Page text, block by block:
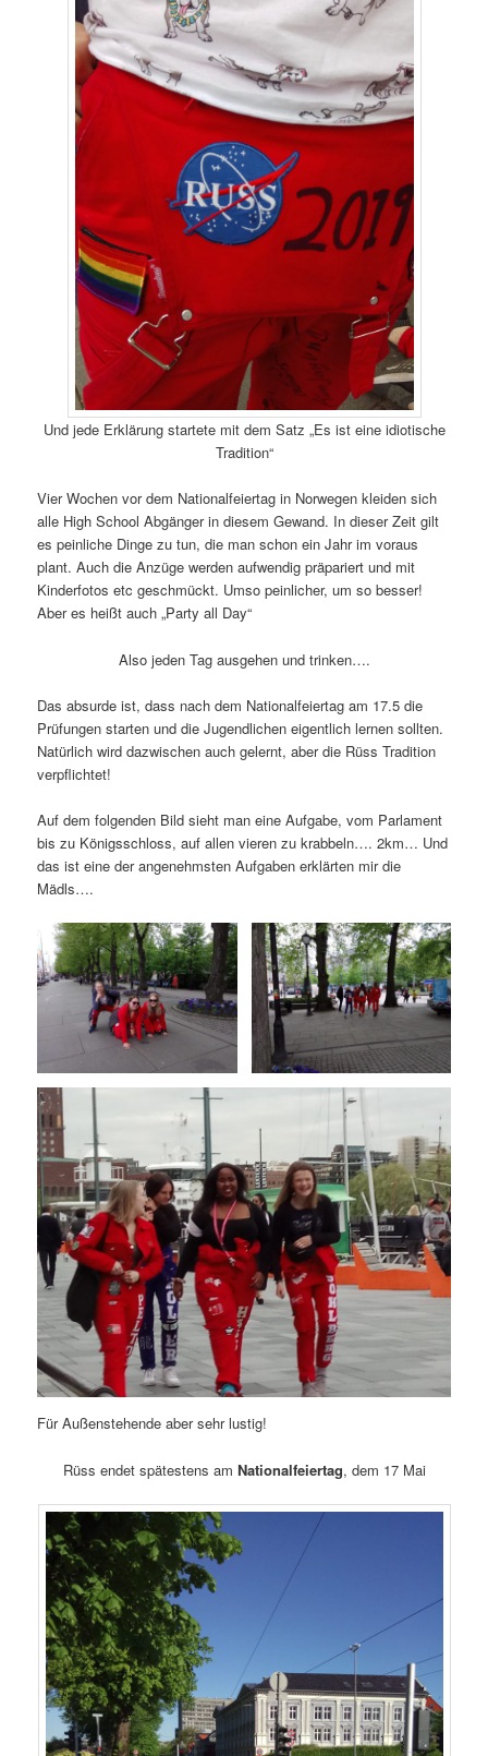
Und jede Erklärung startete mit dem Satz „Es ist eine idiotische
Tradition“
Vier Wochen vor dem Nationalfeiertag in Norwegen kleiden sich
alle High School Abgänger in diesem Gewand. In dieser Zeit gilt
es peinliche Dinge zu tun, die man schon ein Jahr im voraus
plant. Auch die Anzüge werden aufwendig präpariert und mit
Kinderfotos etc geschmückt. Umso peinlicher, um so besser!
Aber es heißt auch „Party all Day“
Also jeden Tag ausgehen und trinken….
Das absurde ist, dass nach dem Nationalfeiertag am 17.5 die
Prüfungen starten und die Jugendlichen eigentlich lernen sollten.
Natürlich wird dazwischen auch gelernt, aber die Rüss Tradition
verpflichtet!
Auf dem folgenden Bild sieht man eine Aufgabe, vom Parlament
bis zu Königsschloss, auf allen vieren zu krabbeln…. 2km… Und
das ist eine der angenehmsten Aufgaben erklärten mir die
Mädls….
Für Außenstehende aber sehr lustig!
Rüss endet spätestens am Nationalfeiertag, dem 17 Mai